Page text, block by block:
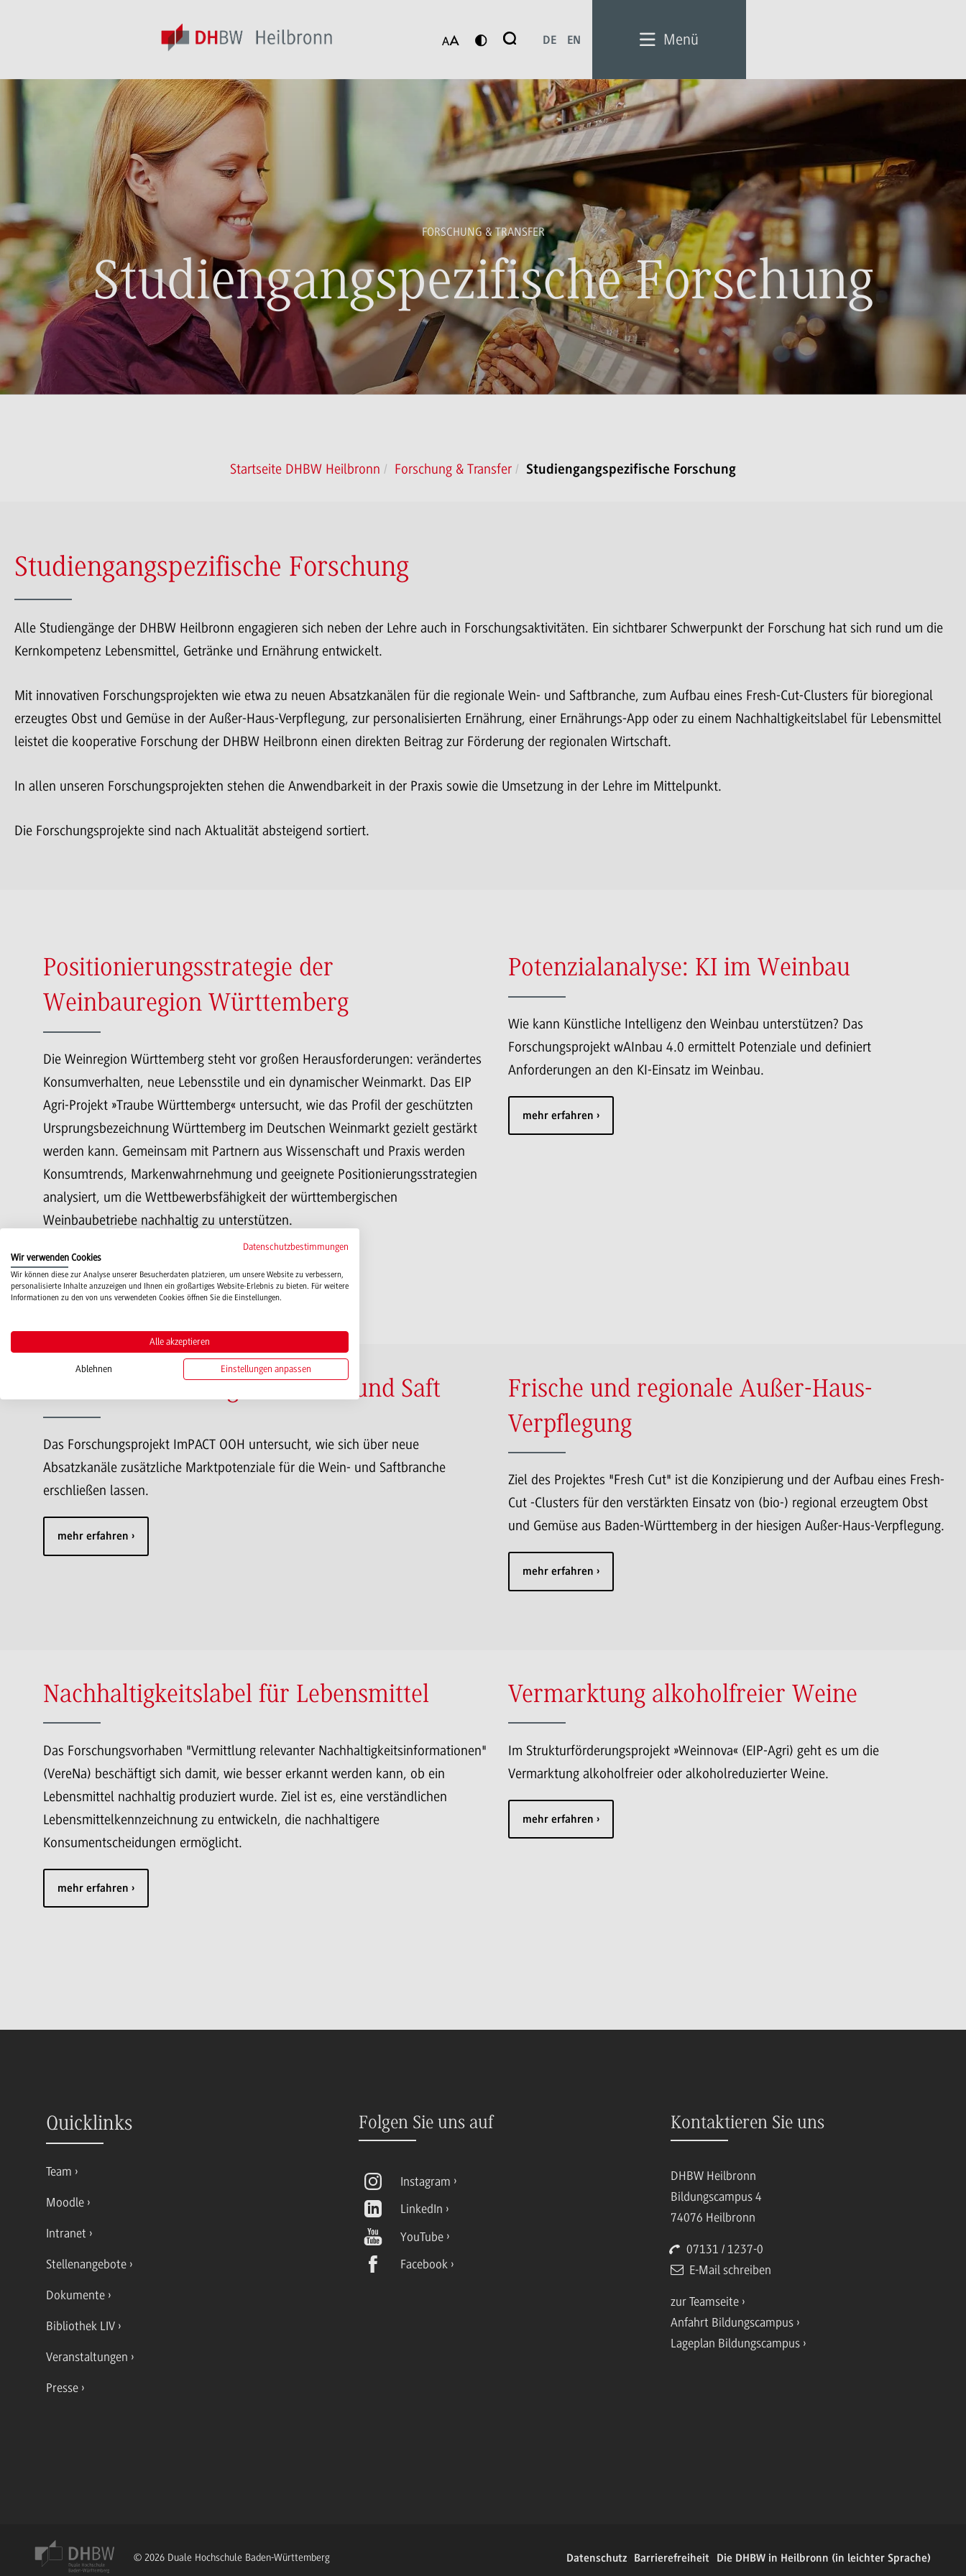
Suche
DE EN Menü
FORSCHUNG & TRANSFER
Studiengangspezifische Forschung
Startseite DHBW Heilbronn Forschung & Transfer Studiengangspezifische Forschung
Studiengangspezifische Forschung
Alle Studiengänge der DHBW Heilbronn engagieren sich neben der Lehre auch in Forschungsaktivitäten. Ein sichtbarer Schwerpunkt der Forschung hat sich rund um die
Kernkompetenz Lebensmittel, Getränke und Ernährung entwickelt.
Mit innovativen Forschungsprojekten wie etwa zu neuen Absatzkanälen für die regionale Wein- und Saftbranche, zum Aufbau eines Fresh-Cut-Clusters für bioregional
erzeugtes Obst und Gemüse in der Außer-Haus-Verpflegung, zur personalisierten Ernährung, einer Ernährungs-App oder zu einem Nachhaltigkeitslabel für Lebensmittel
leistet die kooperative Forschung der DHBW Heilbronn einen direkten Beitrag zur Förderung der regionalen Wirtschaft.
In allen unseren Forschungsprojekten stehen die Anwendbarkeit in der Praxis sowie die Umsetzung in der Lehre im Mittelpunkt.
Die Forschungsprojekte sind nach Aktualität absteigend sortiert.
Positionierungsstrategie der
Weinbauregion Württemberg
Die Weinregion Württemberg steht vor großen Herausforderungen: verändertes
Konsumverhalten, neue Lebensstile und ein dynamischer Weinmarkt. Das EIP
Agri-Projekt »Traube Württemberg« untersucht, wie das Profil der geschützten
Ursprungsbezeichnung Württemberg im Deutschen Weinmarkt gezielt gestärkt
werden kann. Gemeinsam mit Partnern aus Wissenschaft und Praxis werden
Konsumtrends, Markenwahrnehmung und geeignete Positionierungsstrategien
analysiert, um die Wettbewerbsfähigkeit der württembergischen
Weinbaubetriebe nachhaltig zu unterstützen.
mehr erfahren
Potenzialanalyse: KI im Weinbau
Wie kann Künstliche Intelligenz den Weinbau unterstützen? Das
Forschungsprojekt wAInbau 4.0 ermittelt Potenziale und definiert
Anforderungen an den KI-Einsatz im Weinbau.
mehr erfahren
Neue Vertriebswege für Wein und Saft
Das Forschungsprojekt ImPACT OOH untersucht, wie sich über neue
Absatzkanäle zusätzliche Marktpotenziale für die Wein- und Saftbranche
erschließen lassen.
mehr erfahren
Frische und regionale Außer-Haus-
Verpflegung
Ziel des Projektes "Fresh Cut" ist die Konzipierung und der Aufbau eines Fresh-
Cut -Clusters für den verstärkten Einsatz von (bio-) regional erzeugtem Obst
und Gemüse aus Baden-Württemberg in der hiesigen Außer-Haus-Verpflegung.
mehr erfahren
Nachhaltigkeitslabel für Lebensmittel
Das Forschungsvorhaben "Vermittlung relevanter Nachhaltigkeitsinformationen"
(VereNa) beschäftigt sich damit, wie besser erkannt werden kann, ob ein
Lebensmittel nachhaltig produziert wurde. Ziel ist es, eine verständlichen
Lebensmittelkennzeichnung zu entwickeln, die nachhaltigere
Konsumentscheidungen ermöglicht.
mehr erfahren
Vermarktung alkoholfreier Weine
Im Strukturförderungsprojekt »Weinnova« (EIP-Agri) geht es um die
Vermarktung alkoholfreier oder alkoholreduzierter Weine.
mehr erfahren
Quicklinks
Team
Moodle
Intranet
Stellenangebote
Dokumente
Bibliothek LIV
Veranstaltungen
Presse
Folgen Sie uns auf
Instagram
LinkedIn
YouTube
Facebook
Kontaktieren Sie uns
DHBW Heilbronn
Bildungscampus 4
74076 Heilbronn
07131 / 1237-0
E-Mail schreiben
zur Teamseite
Anfahrt Bildungscampus
Lageplan Bildungscampus
© 2026 Duale Hochschule Baden-Württemberg Datenschutz Barrierefreiheit Die DHBW in Heilbronn (in leichter Sprache)
Datenschutzbestimmungen
Wir verwenden Cookies
Wir können diese zur Analyse unserer Besucherdaten platzieren, um unsere Website zu verbessern,
personalisierte Inhalte anzuzeigen und Ihnen ein großartiges Website-Erlebnis zu bieten. Für weitere
Informationen zu den von uns verwendeten Cookies öffnen Sie die Einstellungen.
Alle akzeptieren
Ablehnen Einstellungen anpassen